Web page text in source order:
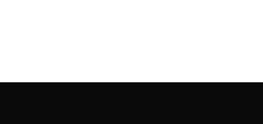
다만 카드사 지원자로서